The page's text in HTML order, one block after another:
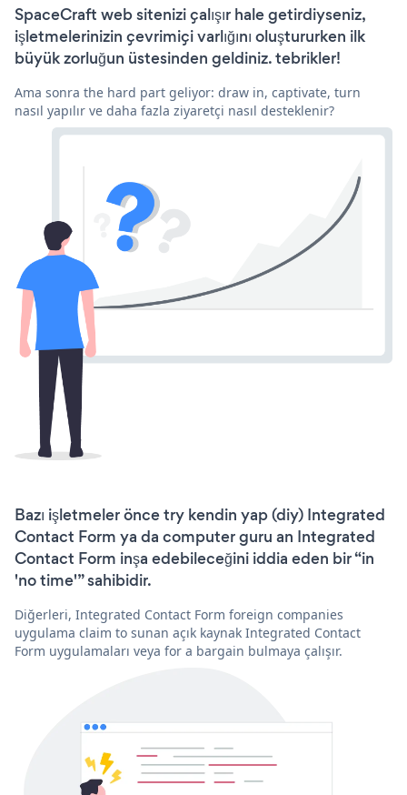
SpaceCraft web sitenizi çalışır hale getirdiyseniz,
işletmelerinizin çevrimiçi varlığını oluştururken ilk
büyük zorluğun üstesinden geldiniz. tebrikler!
Ama sonra the hard part geliyor: draw in, captivate, turn
nasıl yapılır ve daha fazla ziyaretçi nasıl desteklenir?
Bazı işletmeler önce try kendin yap (diy) Integrated
Contact Form ya da computer guru an Integrated
Contact Form inşa edebileceğini iddia eden bir “in
'no time'” sahibidir.
Diğerleri, Integrated Contact Form foreign companies
uygulama claim to sunan açık kaynak Integrated Contact
Form uygulamaları veya for a bargain bulmaya çalışır.